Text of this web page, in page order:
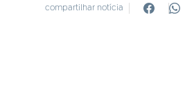
compartilhar notícia